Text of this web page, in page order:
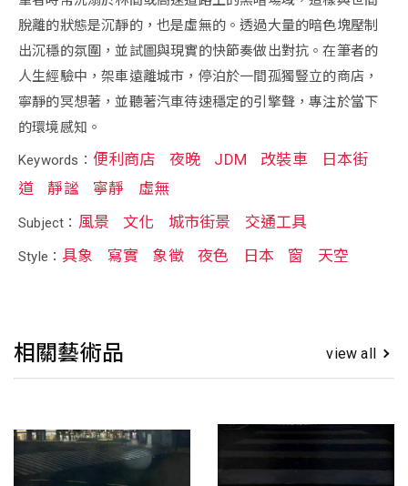
脫離的狀態是沉靜的，也是虛無的。透過大量的暗色塊壓制
出沉穩的氛圍，並試圖與現實的快節奏做出對抗。在筆者的
人生經驗中，架車遠離城市，停泊於一間孤獨豎立的商店，
寧靜的冥想著，並聽著汽車待速穩定的引擎聲，專注於當下
的環境感知。
Keywords： 便利商店 夜晚 JDM 改裝車
日本街
道
靜謐 寧靜 虛無
Subject： 風景 文化 城市街景 交通工具
Style： 具象 寫實 象徵 夜色 日本 窗 天空
相關藝術品 view all